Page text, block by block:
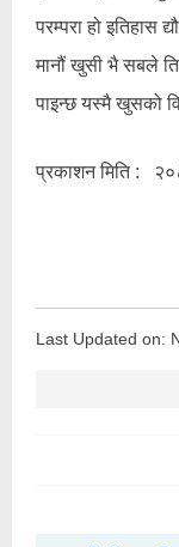
परम्परा हो इतिहास
मानौं खुसी भै सबले
पाइन्छ यस्मै खुसको
प्रकाशन मिति :
Last Updated on: